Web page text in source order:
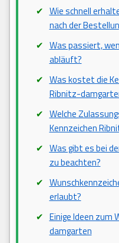
Wie schnell
nach der
Was passiert,
abläuft?
Was kostet die
Ribnitz-
Welche
Kennzeichen
Was gibt es bei
zu beachten?
erlaubt?
Einige Ideen zum
damgarten